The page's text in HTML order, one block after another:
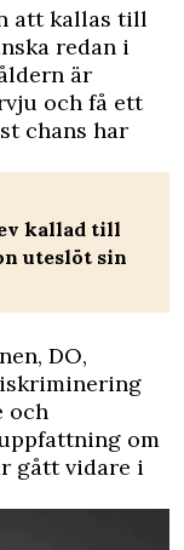
att kallas till
redan i
är
och få ett
chans har
kallad till
uteslöt sin
DO,
och
om
gått vidare i